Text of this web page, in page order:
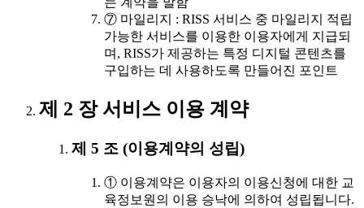
⑦ 마일리지 : RISS 서비스 중 마일리지 적립
가능한 서비스를 이용한 이용자에게 지급되
며, RISS가 제공하는 특정 디지털 콘텐츠를
구입하는 데 사용하도록 만들어진 포인트
제 2 장 서비스 이용 계약
제 5 조 (이용계약의 성립)
① 이용계약은 이용자의 이용신청에 대한 교
육정보원의 이용 승낙에 의하여 성립됩니다.